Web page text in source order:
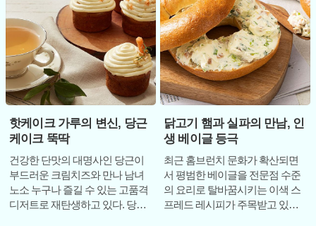
핫케이크 가루의 변신, 당근
케이크 뚝딱
건강한 단맛의 대명사인 당근이
부드러운 크림치즈와 만나 남녀
노소 누구나 즐길 수 있는 고품격
디저트로 재탄생하고 있다. 당근
닭고기 햄과 실파의 만남, 인
생 베이글 등극
최근 홈브런치 문화가 확산되면
서 평범한 베이글을 전문점 수준
의 요리로 탈바꿈시키는 이색 스
프레드 레시피가 주목받고 있다.